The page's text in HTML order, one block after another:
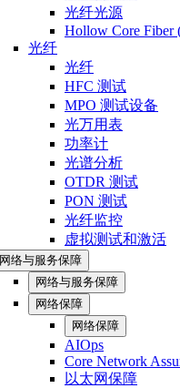
光纤光源
Hollow Core Fiber
光纤
光纤
HFC 测试
MPO 测试设备
光万用表
功率计
光谱分析
OTDR 测试
PON 测试
光纤监控
虚拟测试和激活
网络与服务保障
网络与服务保障
网络保障
网络保障
AIOps
Core Network
以太网保障